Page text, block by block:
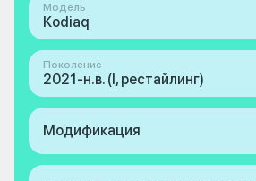
Модель
Kodiaq
Поколение
2021-н.в. (I, рестайлинг)
Модификация